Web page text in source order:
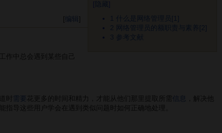
1 什么是网络管理员[1]
2 网络管理员的额职责与素养[2]
3 参考文献
[编辑
作中总会遇到某些自己
时 需要 花更多的时间和精力，才能从他们那里提取所需 信息
，解决他
指导这些用户学会在遇到类似问题时如何正确地处理。